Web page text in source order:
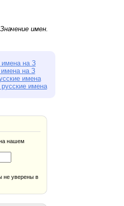
имен.
на З
на З
имена
имена
нашем
не уверены в